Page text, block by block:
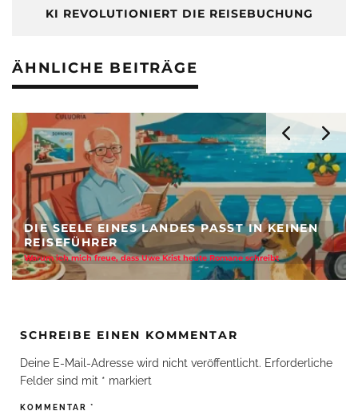
KI REVOLUTIONIERT DIE REISEBUCHUNG
ÄHNLICHE BEITRÄGE
KI REVOLUTIONIERT DIE REISEBUCHUNG
Aus Suchmaske zur Sehnsucht - Stärke der Reisebüros
SCHREIBE EINEN KOMMENTAR
Deine E-Mail-Adresse wird nicht veröffentlicht. Erforderliche
Felder sind mit * markiert
KOMMENTAR *